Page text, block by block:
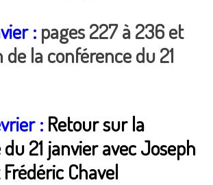
: pages 227 à 236 et
la conférence du 21
: Retour sur la
21 janvier avec Joseph
Chavel